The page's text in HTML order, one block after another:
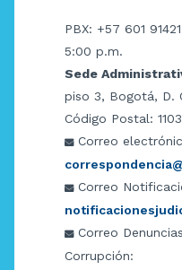
PBX: +57 601
5:00 p.m.
Sede
piso 3, Bogotá, D.
Código Postal:
Correo
Correo
Correo
Corrupción: